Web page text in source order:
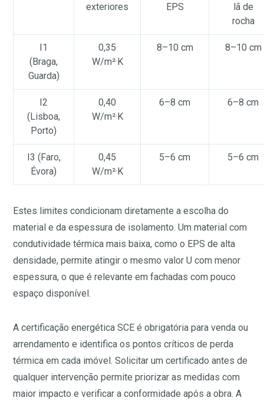
exteriores
EPS
lã de
rocha
I1
(Braga,
Guarda)
0,35
W/m²·K
8–10 cm 8–10 cm
I2
(Lisboa,
Porto)
0,40
W/m²·K
6–8 cm 6–8 cm
I3 (Faro,
Évora)
0,45
W/m²·K
5–6 cm 5–6 cm
Estes limites condicionam diretamente a escolha do
material e da espessura de isolamento. Um material com
condutividade térmica mais baixa, como o EPS de alta
densidade, permite atingir o mesmo valor U com menor
espessura, o que é relevante em fachadas com pouco
espaço disponível.
A certificação energética SCE é obrigatória para venda ou
arrendamento e identifica os pontos críticos de perda
térmica em cada imóvel. Solicitar um certificado antes de
qualquer intervenção permite priorizar as medidas com
maior impacto e verificar a conformidade após a obra. A